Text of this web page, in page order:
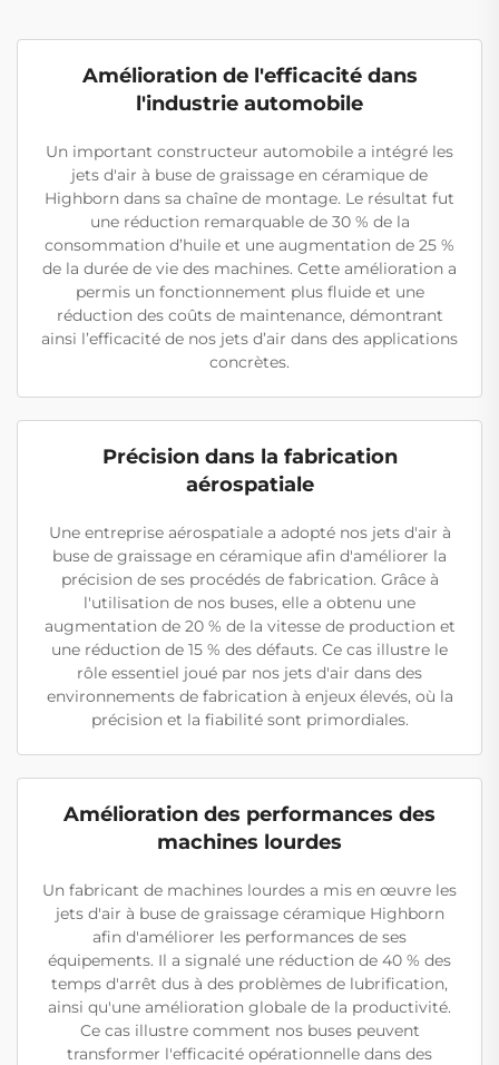
Amélioration de l'efficacité dans
l'industrie automobile
Un important constructeur automobile a intégré les
jets d'air à buse de graissage en céramique de
Highborn dans sa chaîne de montage. Le résultat fut
une réduction remarquable de 30 % de la
consommation d’huile et une augmentation de 25 %
de la durée de vie des machines. Cette amélioration a
permis un fonctionnement plus fluide et une
réduction des coûts de maintenance, démontrant
ainsi l’efficacité de nos jets d’air dans des applications
concrètes.
Précision dans la fabrication
aérospatiale
Une entreprise aérospatiale a adopté nos jets d'air à
buse de graissage en céramique afin d'améliorer la
précision de ses procédés de fabrication. Grâce à
l'utilisation de nos buses, elle a obtenu une
augmentation de 20 % de la vitesse de production et
une réduction de 15 % des défauts. Ce cas illustre le
rôle essentiel joué par nos jets d'air dans des
environnements de fabrication à enjeux élevés, où la
précision et la fiabilité sont primordiales.
Amélioration des performances des
machines lourdes
Un fabricant de machines lourdes a mis en œuvre les
jets d'air à buse de graissage céramique Highborn
afin d'améliorer les performances de ses
équipements. Il a signalé une réduction de 40 % des
temps d'arrêt dus à des problèmes de lubrification,
ainsi qu'une amélioration globale de la productivité.
Ce cas illustre comment nos buses peuvent
transformer l'efficacité opérationnelle dans des